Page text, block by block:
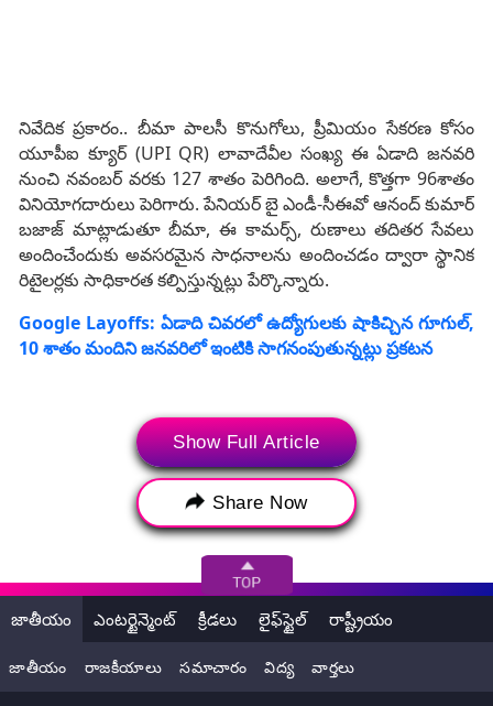
నివేదిక ప్రకారం.. బీమా పాలసీ కొనుగోలు, ప్రీమియం సేకరణ కోసం
యూపీఐ క్యూర్‌ (UPI QR) లావాదేవీల సంఖ్య ఈ ఏడాది జనవరి
నుంచి నవంబర్ వరకు 127 శాతం పెరిగింది. అలాగే, కొత్తగా 96శాతం
వినియోగదారులు పెరిగారు. పేనియర్‌ బై ఎండీ-సీఈవో ఆనంద్‌ కుమార్‌
బజాజ్‌ మాట్లాడుతూ బీమా, ఈ కామర్స్‌, రుణాలు తదితర సేవలు
అందించేందుకు అవసరమైన సాధనాలను అందించడం ద్వారా స్థానిక
రిటైలర్లకు సాధికారత కల్పిస్తున్నట్లు పేర్కొన్నారు.
Google Layoffs: ఏడాది చివరలో ఉద్యోగులకు షాకిచ్చిన గూగుల్,
10 శాతం మందిని జనవరిలో ఇంటికి సాగనంపుతున్నట్లు ప్రకటన
మైక్రో ఏటీఎంలు, ఆధార్‌ ఆధారిత చెల్లింపుల వ్యవస్థ (AEPS) నుంచి
Show Full Article
Share Now
జాతీయం ఎంటర్టైన్మెంట్ క్రీడలు లైఫ్‌స్టైల్ రాష్ట్రీయం
జాతీయం రాజకీయాలు సమాచారం విద్య వార్తలు